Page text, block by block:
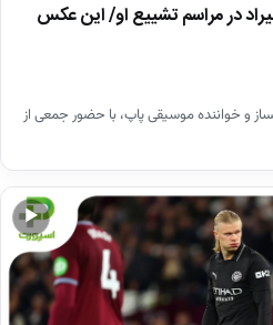
در مراسم تشییع او/ این عکس
و خواننده موسیقی پاپ، با حضور جمعی از
▶